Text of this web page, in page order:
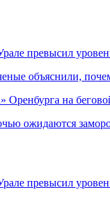
превысил
объяснили,
Оренбурга на
ожидаются
превысил